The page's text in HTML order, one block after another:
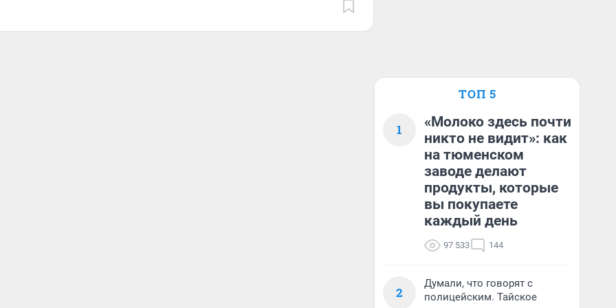
ТОП 5
1
«Молоко здесь почти
никто не видит»: как
на тюменском
заводе делают
продукты, которые
вы покупаете
каждый день
97 533 144
2
Думали, что говорят с
полицейским. Тайское